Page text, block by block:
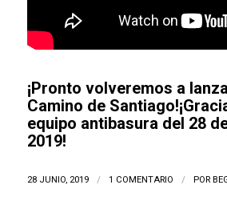
¡Pronto volveremos a
Camino de
equipo antibasura del 28
2019!
28 JUNIO, 2019 / 1 COMENTARIO / POR